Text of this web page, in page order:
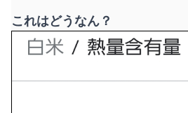
これはどうなん？